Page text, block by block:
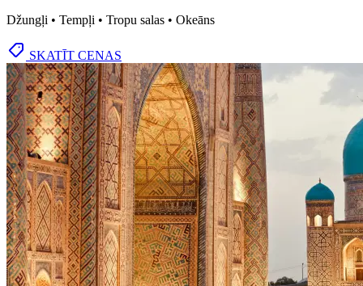
Džungļi • Tempļi • Tropu salas • Okeāns
SKATĪT CENAS